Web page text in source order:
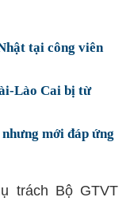
tại công viên
Lào Cai bị từ
mới đáp ứng
trách Bộ GTVT